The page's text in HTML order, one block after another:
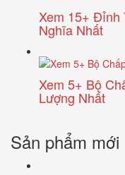
Xem 15+ Đỉnh
Nghĩa Nhất
Xem 5+ Bộ
Lượng Nhất
Sản phẩm mới